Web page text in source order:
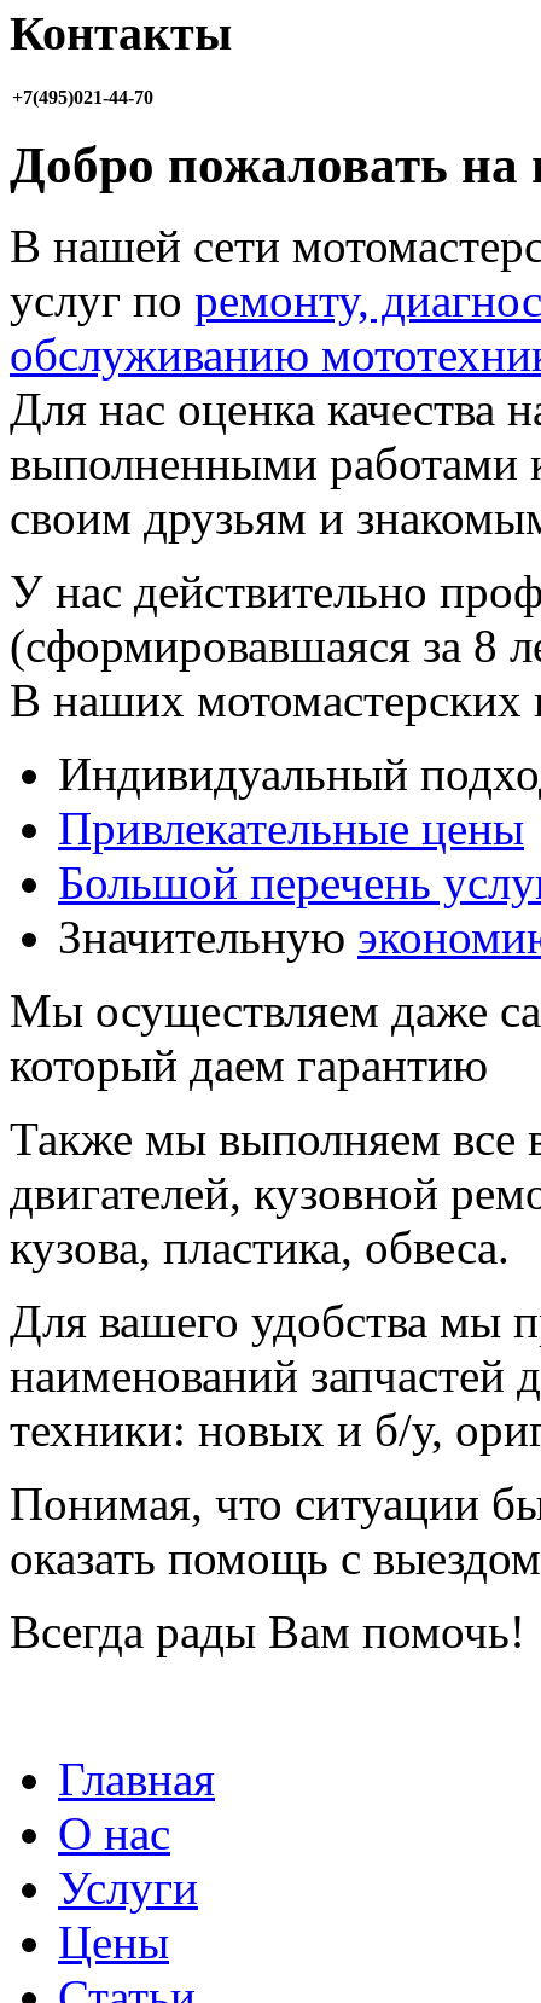
Контакты
+7(495)021-44-70
Добро пожаловать на
В нашей сети
услуг по ремонту,
обслуживанию
Для нас оценка качества
выполненными работами
своим друзьям и
У нас действительно
(сформировавшаяся за 8
В наших мотомастерских
Индивидуальный
Привлекательные цены
Большой перечень
Значительную
Мы осуществляем даже
который даем гарантию
Также мы выполняем все
двигателей, кузовной
кузова, пластика, обвеса.
Для вашего удобства мы
наименований запчастей
техники: новых и б/у,
Понимая, что ситуации
оказать помощь с
Всегда рады Вам помочь!
Главная
О нас
Услуги
Цены